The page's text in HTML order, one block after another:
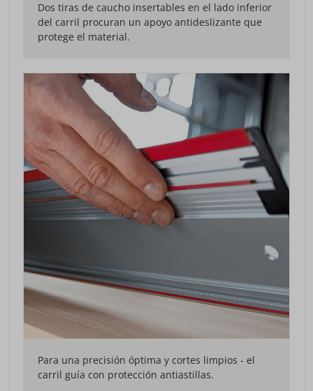
Dos tiras de caucho insertables en el lado inferior
del carril procuran un apoyo antideslizante que
protege el material.
Para una precisión óptima y cortes limpios - el
carril guía con protección antiastillas.